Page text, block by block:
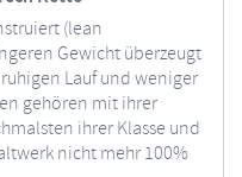
(lean
Gewicht überzeugt
Lauf und weniger
gehören mit ihrer
ihrer Klasse und
nicht mehr 100%